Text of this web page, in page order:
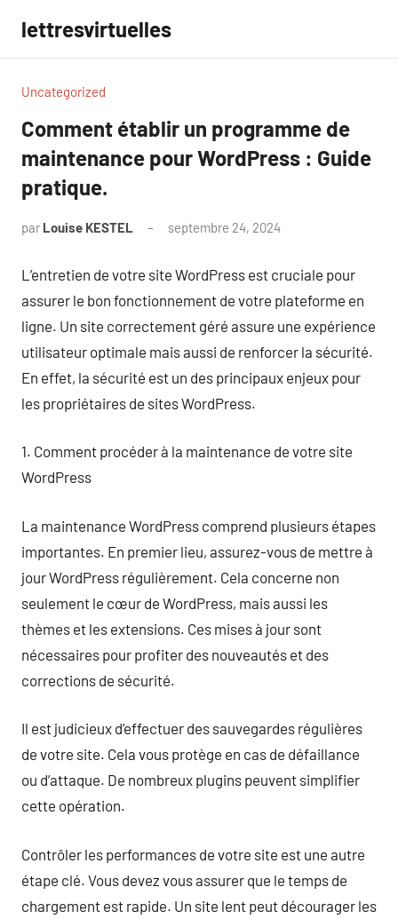
contenu
lettresvirtuelles
Uncategorized
Comment établir un programme de
maintenance pour WordPress : Guide
pratique.
par Louise KESTEL septembre 24, 2024
L’entretien de votre site WordPress est cruciale pour
assurer le bon fonctionnement de votre plateforme en
ligne. Un site correctement géré assure une expérience
utilisateur optimale mais aussi de renforcer la sécurité.
En effet, la sécurité est un des principaux enjeux pour
les propriétaires de sites WordPress.
1. Comment procéder à la maintenance de votre site
WordPress
La maintenance WordPress comprend plusieurs étapes
importantes. En premier lieu, assurez-vous de mettre à
jour WordPress régulièrement. Cela concerne non
seulement le cœur de WordPress, mais aussi les
thèmes et les extensions. Ces mises à jour sont
nécessaires pour profiter des nouveautés et des
corrections de sécurité.
Il est judicieux d’effectuer des sauvegardes régulières
de votre site. Cela vous protège en cas de défaillance
ou d’attaque. De nombreux plugins peuvent simplifier
cette opération.
Contrôler les performances de votre site est une autre
étape clé. Vous devez vous assurer que le temps de
chargement est rapide. Un site lent peut décourager les